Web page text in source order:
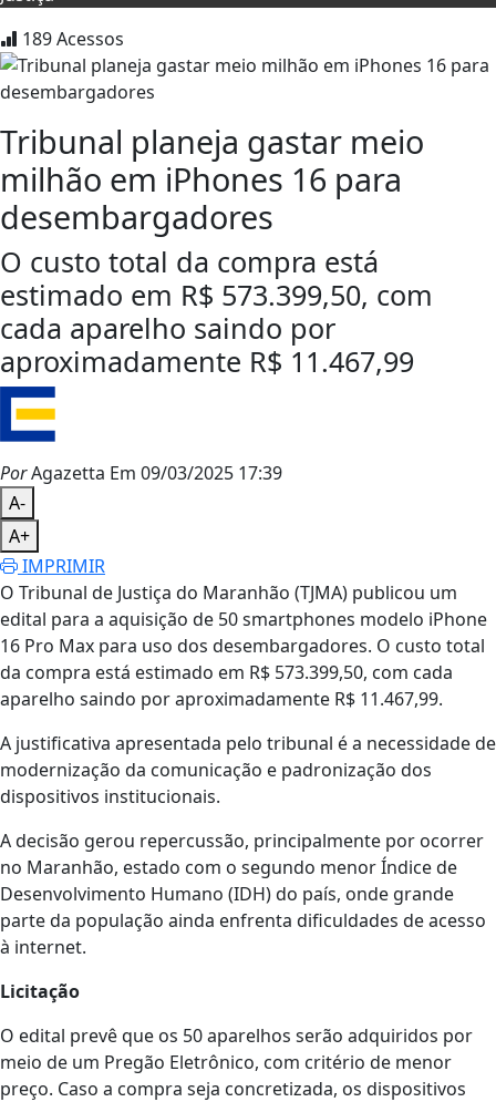
189Acessos
Tribunal planeja gastar meio
milhão em iPhones 16 para
desembargadores
O custo total da compra está
estimado em R$ 573.399,50, com
cada aparelho saindo por
aproximadamente R$ 11.467,99
PorAgazetta Em 09/03/2025 17:39
A-
A+
IMPRIMIR
O Tribunal de Justiça do Maranhão (TJMA) publicou um
edital para a aquisição de 50 smartphones modelo iPhone
16 Pro Max para uso dos desembargadores. O custo total
da compra está estimado em R$ 573.399,50, com cada
aparelho saindo por aproximadamente R$ 11.467,99.
A justificativa apresentada pelo tribunal é a necessidade de
modernização da comunicação e padronização dos
dispositivos institucionais.
A decisão gerou repercussão, principalmente por ocorrer
no Maranhão, estado com o segundo menor Índice de
Desenvolvimento Humano (IDH) do país, onde grande
parte da população ainda enfrenta dificuldades de acesso
à internet.
Licitação
O edital prevê que os 50 aparelhos serão adquiridos por
meio de um Pregão Eletrônico, com critério de menor
preço. Caso a compra seja concretizada, os dispositivos